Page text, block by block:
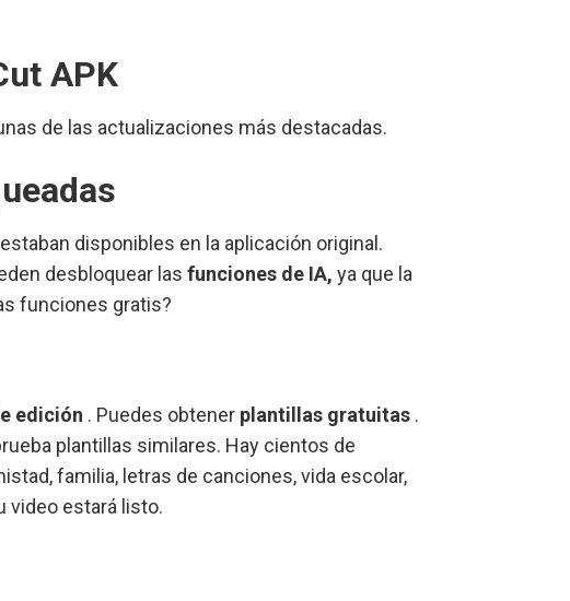
APK
de las actualizaciones más destacadas.
disponibles en la aplicación original.
desbloquear las funciones de IA, ya que la
funciones gratis?
edición . Puedes obtener plantillas gratuitas .
plantillas similares. Hay cientos de
familia, letras de canciones, vida escolar,
video estará listo.